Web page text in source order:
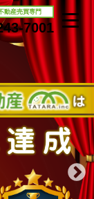
動産売買専門
7001